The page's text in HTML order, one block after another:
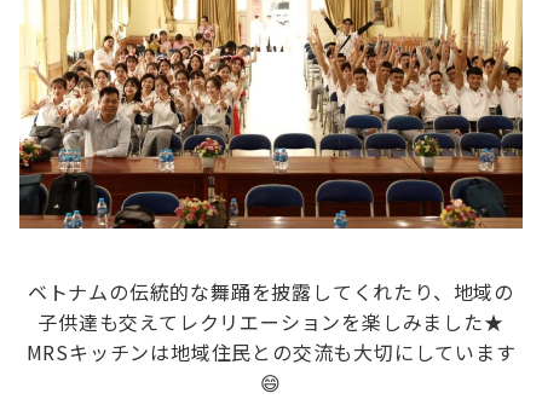
ベトナムの伝統的な舞踊を披露してくれたり、地域の
子供達も交えてレクリエーションを楽しみました★
MRSキッチンは地域住民との交流も大切にしています
😄